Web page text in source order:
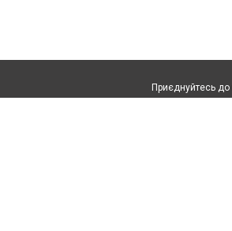
Приєднуйтесь до